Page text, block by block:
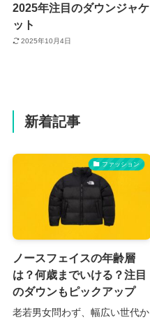
2025年注目のダウンジャケ
ット
2025年10月4日
新着記事
ファッション
ノースフェイスの年齢層
は？何歳までいける？注目
のダウンもピックアップ
老若男女問わず、幅広い世代か